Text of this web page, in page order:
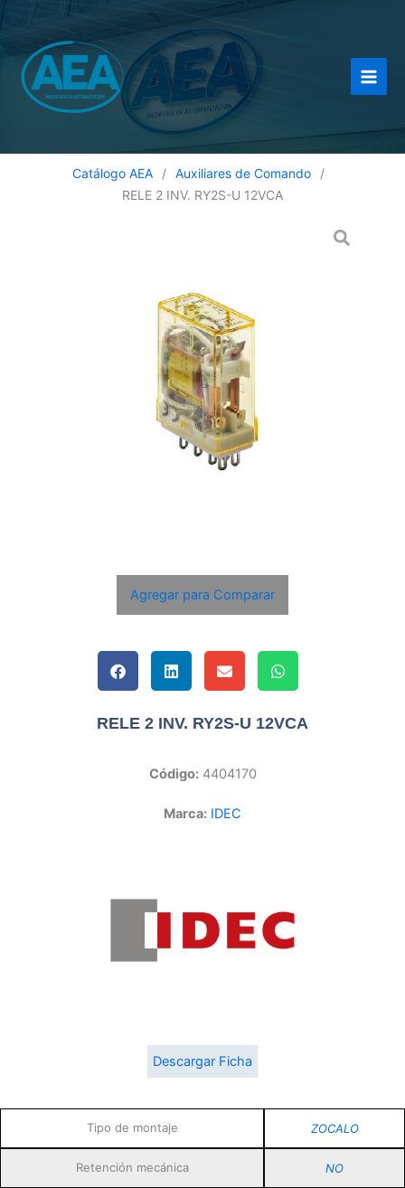
al
contenido
Catálogo AEA / Auxiliares de Comando
/
RELE 2 INV. RY2S-U 12VCA
Agregar para Comparar
RELE 2 INV. RY2S-U 12VCA
Código:4404170
Marca: IDEC
Descargar Ficha
Tipo de montaje ZOCALO
Retención mecánica NO